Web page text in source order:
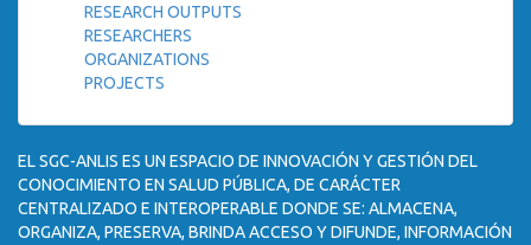
RESEARCH OUTPUTS
RESEARCHERS
ORGANIZATIONS
PROJECTS
EL SGC-ANLIS ES UN ESPACIO DE INNOVACIÓN Y GESTIÓN DEL
CONOCIMIENTO EN SALUD PÚBLICA, DE CARÁCTER
CENTRALIZADO E INTEROPERABLE DONDE SE: ALMACENA,
ORGANIZA, PRESERVA, BRINDA ACCESO Y DIFUNDE, INFORMACIÓN